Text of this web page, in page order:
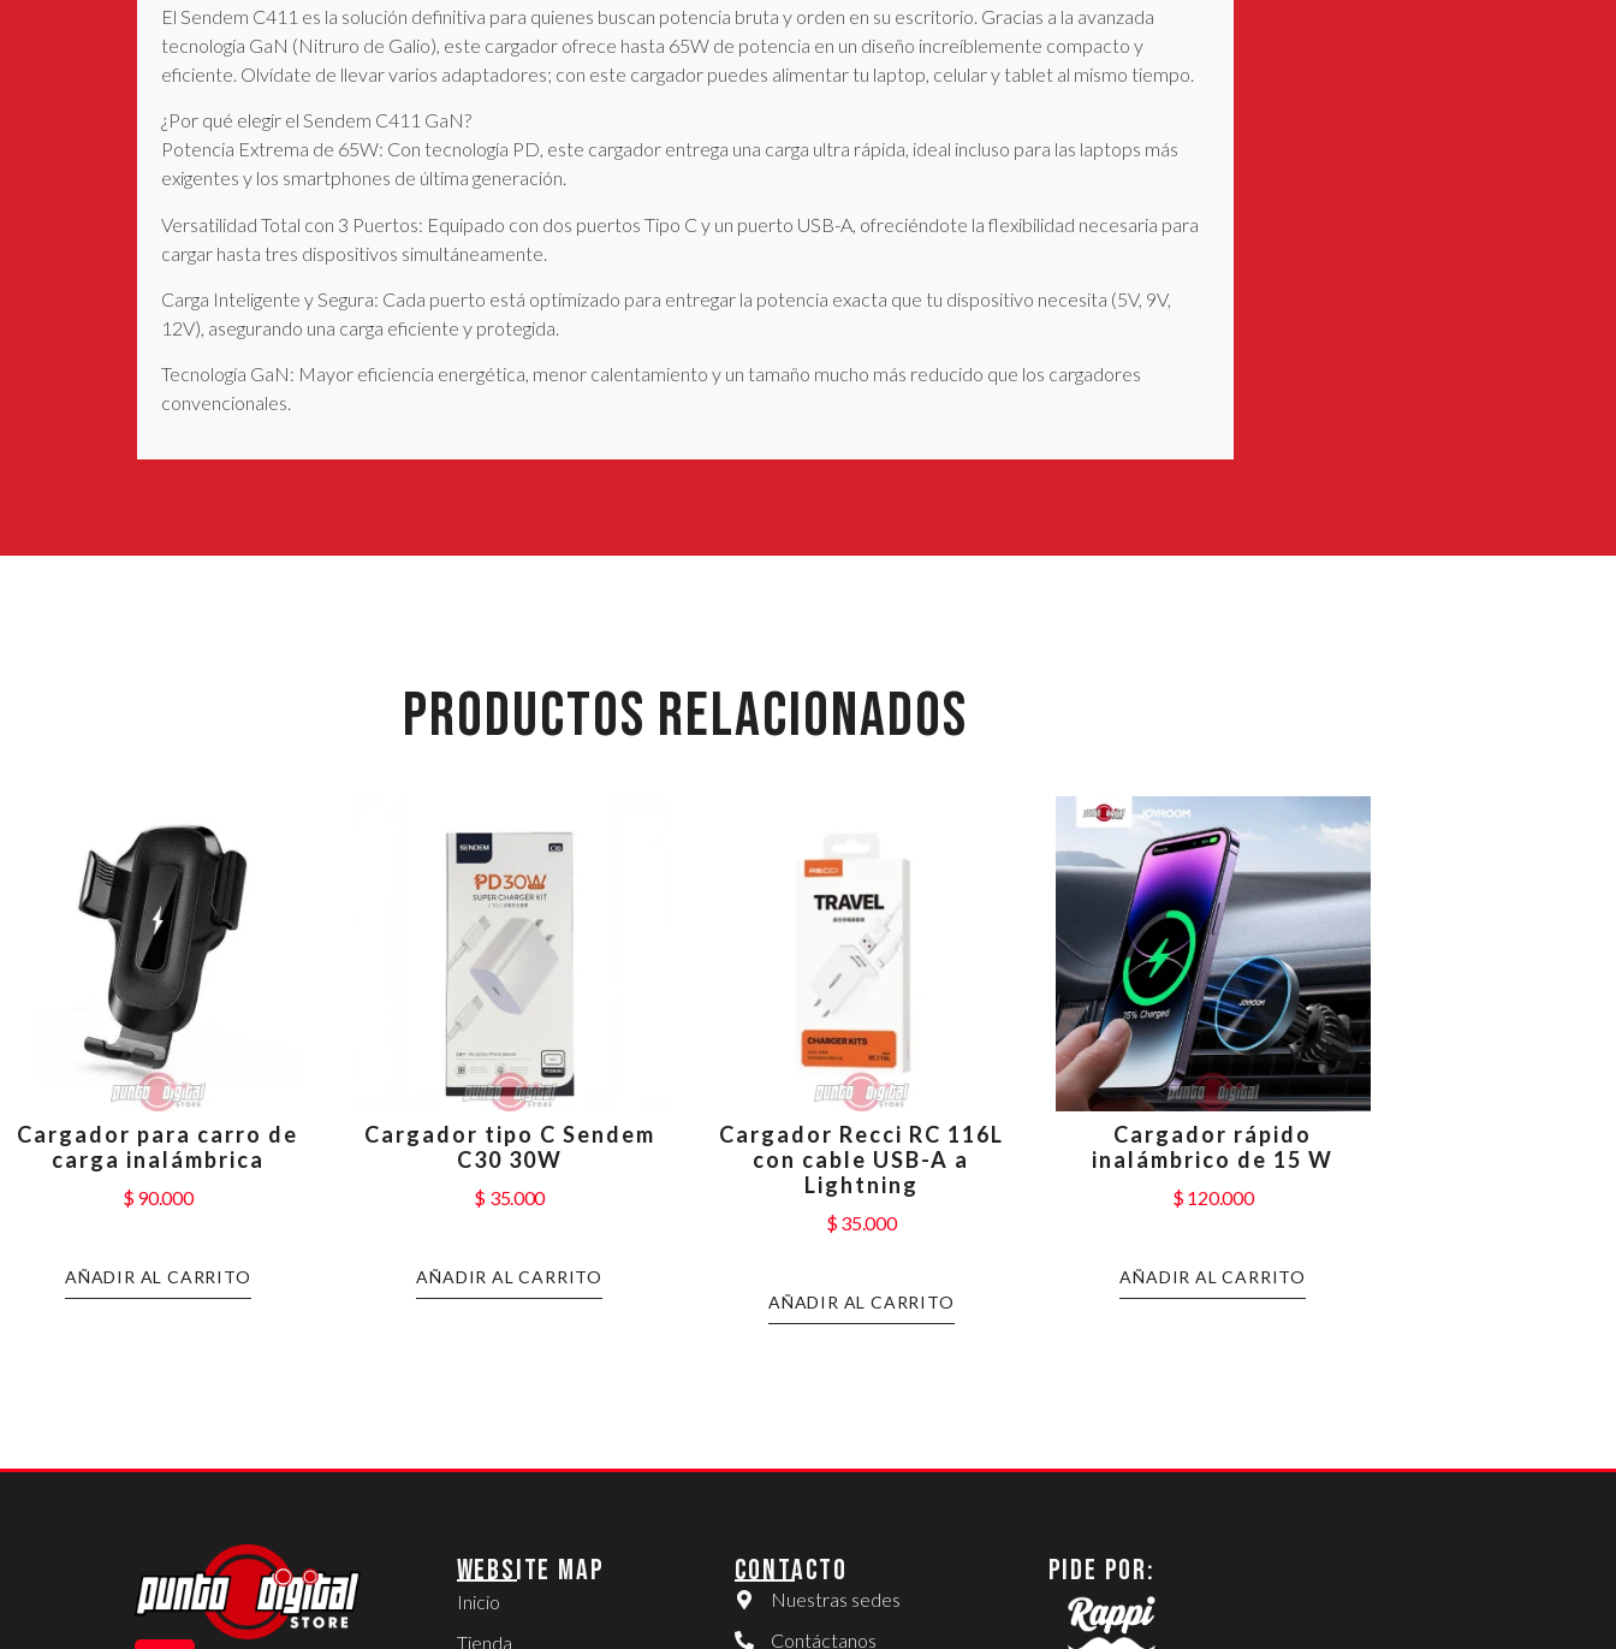
El Sendem C411 es la solución definitiva para quienes buscan potencia bruta y orden en su escritorio. Gracias a la avanzada
tecnología GaN (Nitruro de Galio), este cargador ofrece hasta 65W de potencia en un diseño increíblemente compacto y
eficiente. Olvídate de llevar varios adaptadores; con este cargador puedes alimentar tu laptop, celular y tablet al mismo tiempo.
¿Por qué elegir el Sendem C411 GaN?
Potencia Extrema de 65W: Con tecnología PD, este cargador entrega una carga ultra rápida, ideal incluso para las laptops más
exigentes y los smartphones de última generación.
Versatilidad Total con 3 Puertos: Equipado con dos puertos Tipo C y un puerto USB-A, ofreciéndote la flexibilidad necesaria para
cargar hasta tres dispositivos simultáneamente.
Carga Inteligente y Segura: Cada puerto está optimizado para entregar la potencia exacta que tu dispositivo necesita (5V, 9V,
12V), asegurando una carga eficiente y protegida.
Tecnología GaN: Mayor eficiencia energética, menor calentamiento y un tamaño mucho más reducido que los cargadores
convencionales.
PRODUCTOS RELACIONADOS
Cargador para carro de
carga inalámbrica
$90.000
AÑADIR AL CARRITO
Cargador tipo C Sendem
C30 30W
$ 35.000
AÑADIR AL CARRITO
Cargador Recci RC 116L
con cable USB-A a
Lightning
$35.000
AÑADIR AL CARRITO
Cargador rápido
inalámbrico de 15 W
$120.000
AÑADIR AL CARRITO
WEBSITE MAP
Inicio
Tienda
CONTACTO
Nuestras sedes
Contáctanos
PIDE POR: